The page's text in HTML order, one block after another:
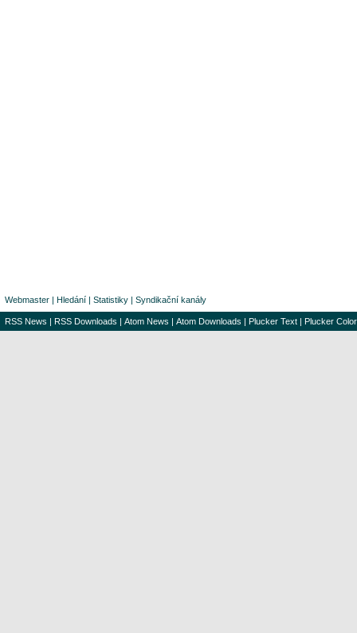
Webmaster | Hledání | Statistiky | Syndikační kanály
RSS News | RSS Downloads | Atom News | Atom Downloads | Plucker Text | Plucker Color